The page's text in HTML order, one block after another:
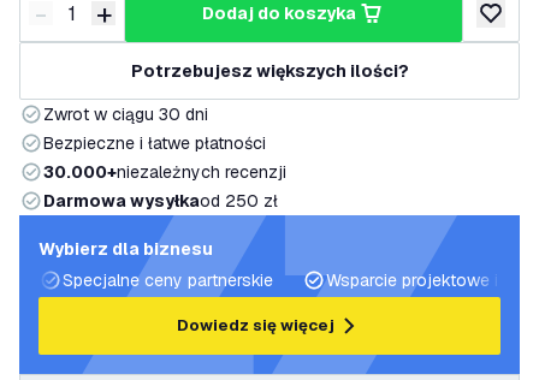
Zmniejsz ilość
- Zwiększ ilość
+ dodaj do koszyka
dodaj
Potrzebujesz większych ilości?
Zwrot w ciągu 30 dni
Bezpieczne i łatwe płatności
30.000+niezależnych recenzji
Darmowa wysyłkaod 250 zł
Wybierz dla biznesu
Specjalne ceny partnerskie
Wsparcie projektowe i
Dowiedz się więcej